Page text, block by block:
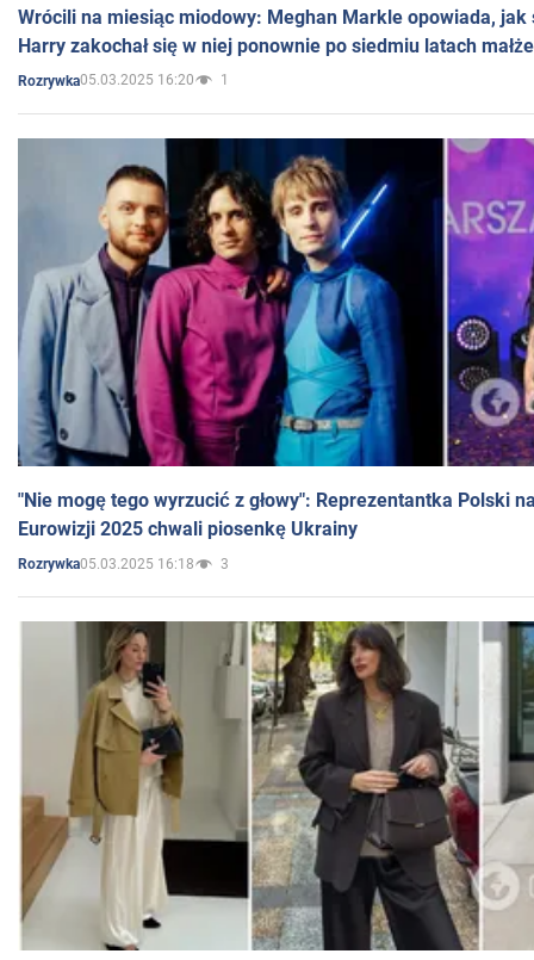
Wrócili na miesiąc miodowy: Meghan Markle opowiada, jak
Harry zakochał się w niej ponownie po siedmiu latach
Rozrywka05.03.2025 16:20 1
"Nie mogę tego wyrzucić z głowy": Reprezentantka Polski
Eurowizji 2025 chwali piosenkę Ukrainy
Rozrywka05.03.2025 16:18 3